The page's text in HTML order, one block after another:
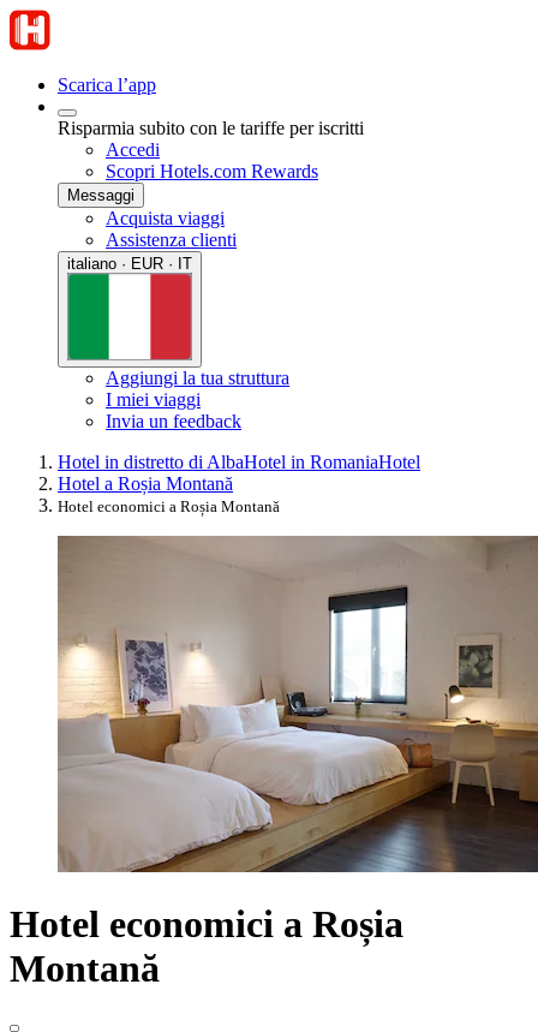
Scarica l’app
Risparmia subito con le tariffe per iscritti
Accedi
Scopri Hotels.com Rewards
Messaggi
Acquista viaggi
Assistenza clienti
italiano · EUR · IT
Aggiungi la tua struttura
I miei viaggi
Invia un feedback
Hotel in distretto di AlbaHotel in RomaniaHotel
Hotel a Roșia Montană
Hotel economici a Roșia Montană
Hotel economici a Roșia
Montană